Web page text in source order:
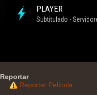
Reportar
Reportar Película